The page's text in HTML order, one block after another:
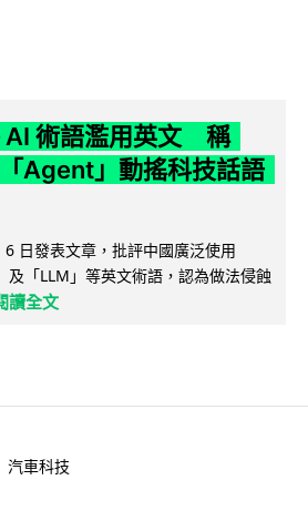
AI 術語濫用英文 稱
Agent」動搖科技話語
日發表文章，批評中國廣泛使用
及「LLM」等英文術語，認為做法侵蝕
讀全文
汽車科技